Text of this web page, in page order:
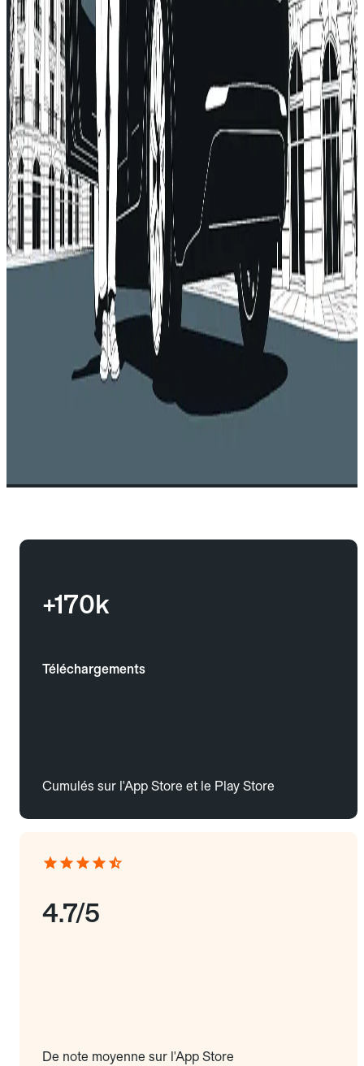
+170k
Téléchargements
Cumulés sur l'App Store et le Play Store
4.7/5
De note moyenne sur l'App Store